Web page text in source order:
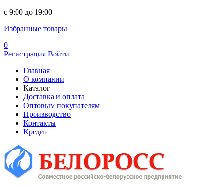
c 9:00 до 19:00
Избранные товары
0
Регистрация Войти
Главная
О компании
Каталог
Доставка и оплата
Оптовым покупателям
Производство
Контакты
Кредит